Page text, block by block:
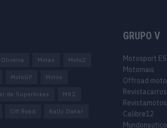
Motas Moto2
MotoGP Motos
de Superbikes MX2
Off Road Rally Dakar
GRUPO V
Motosport ES
Motomais
Offroad moto
Revistacarros
Revistamotos
Calibre12
Mundonautico